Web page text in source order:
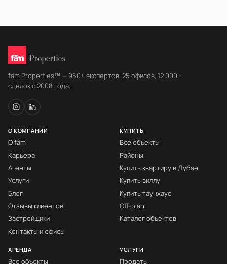
fäm Properties™ — 950+ экспертов, 25 офисов, 12 000+
сделок с 2008 года.
О КОМПАНИИ
О fäm
Карьера
Агенты
Услуги
Блог
Отзывы клиентов
Застройщики
Контакты и офисы
КУПИТЬ
Все объекты
Районы
Купить квартиру в Дубае
Купить виллу
Купить таунхаус
Off-plan
Каталог объектов
АРЕНДА
Все объекты
УСЛУГИ
Продать